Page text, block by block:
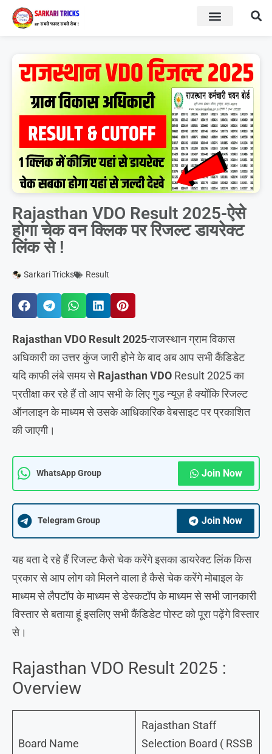
Rajasthan VDO Result 2025-ऐसे
होगा चेक वन क्लिक पर रिजल्ट डायरेक्ट
लिंक से !
Sarkari Tricks Result
Rajasthan VDO Result 2025-राजस्थान ग्राम विकास
अधिकारी का उत्तर कुंज जारी होने के बाद अब आप सभी कैंडिडेट
यदि काफी लंबे समय सेRajasthan VDO Result 2025 का
प्रतीक्षा कर रहे हैं तो आप सभी के लिए गुड न्यूज़ है क्योंकि रिजल्ट
ऑनलाइन के माध्यम से उसके आधिकारिक वेबसाइट पर प्रकाशित
की जाएगी।
WhatsApp Group Join Now
Telegram Group Join Now
यह बता दे रहे हैं रिजल्ट कैसे चेक करेंगे इसका डायरेक्ट लिंक किस
प्रकार से आप लोग को मिलने वाला है कैसे चेक करेंगे मोबाइल के
माध्यम से लैपटॉप के माध्यम से डेस्कटॉप के माध्यम से सभी जानकारी
विस्तार से बताया हूं इसलिए सभी कैंडिडेट पोस्ट को पूरा पढ़ेंगे विस्तार
से।
Rajasthan VDO Result 2025 :
Overview
Board Name
Rajasthan Staff
Selection Board ( RSSB